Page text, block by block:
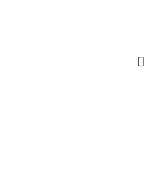
Menú